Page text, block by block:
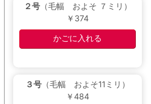
２号（毛幅 およそ ７ミリ）
￥374
３号 （毛幅 およそ11ミリ）
￥484